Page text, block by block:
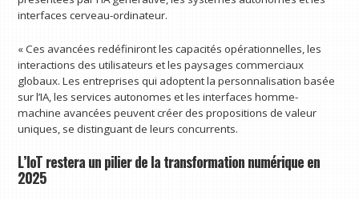
interfaces cerveau-ordinateur.
« Ces avancées redéfiniront les capacités opérationnelles, les
interactions des utilisateurs et les paysages commerciaux
globaux. Les entreprises qui adoptent la personnalisation basée
sur l’IA, les services autonomes et les interfaces homme-
machine avancées peuvent créer des propositions de valeur
uniques, se distinguant de leurs concurrents.
L’IoT restera un pilier de la transformation numérique en
2025